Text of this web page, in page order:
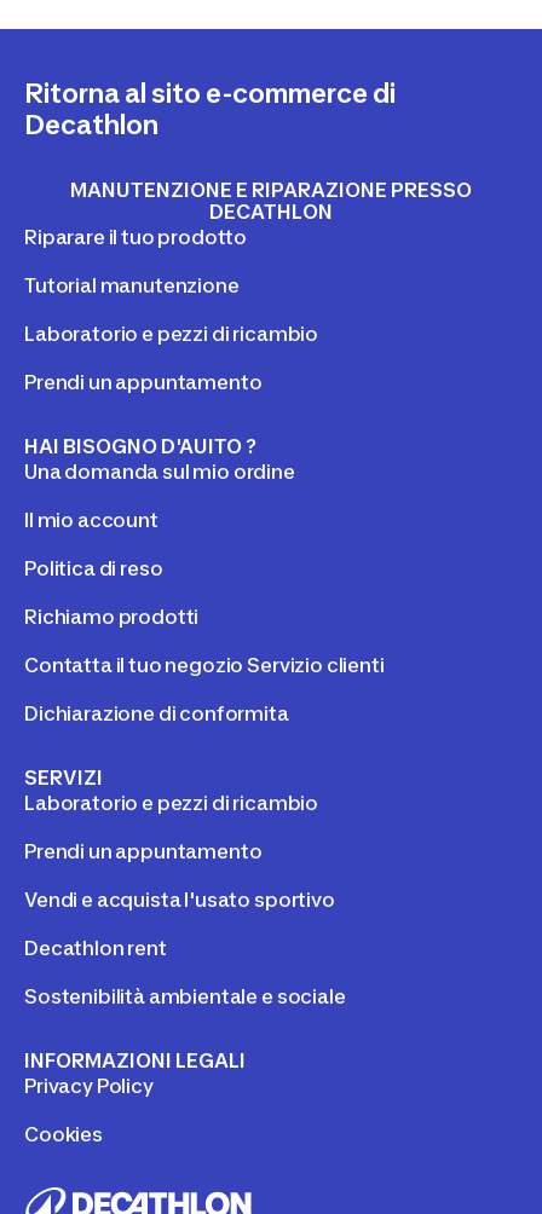
Ritorna al sito e-commerce di
Decathlon
MANUTENZIONE E RIPARAZIONE PRESSO
DECATHLON
Riparare il tuo prodotto
Tutorial manutenzione
Laboratorio e pezzi di ricambio
Prendi un appuntamento
HAI BISOGNO D'AUITO ?
Una domanda sul mio ordine
Il mio account
Politica di reso
Richiamo prodotti
Contatta il tuo negozio Servizio clienti
Dichiarazione di conformita
SERVIZI
Laboratorio e pezzi di ricambio
Prendi un appuntamento
Vendi e acquista l'usato sportivo
Decathlon rent
Sostenibilità ambientale e sociale
INFORMAZIONI LEGALI
Privacy Policy
Cookies